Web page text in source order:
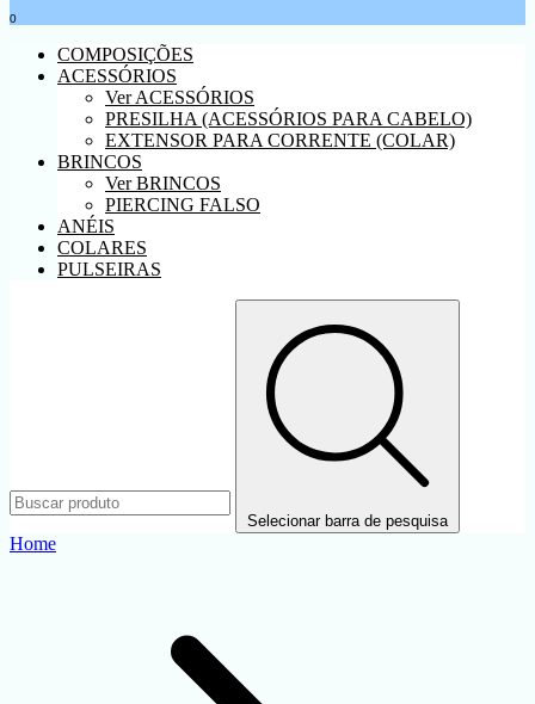
0
COMPOSIÇÕES
ACESSÓRIOS
Ver ACESSÓRIOS
PRESILHA (ACESSÓRIOS PARA CABELO)
EXTENSOR PARA CORRENTE (COLAR)
BRINCOS
Ver BRINCOS
PIERCING FALSO
ANÉIS
COLARES
PULSEIRAS
Selecionar barra de pesquisa
Home